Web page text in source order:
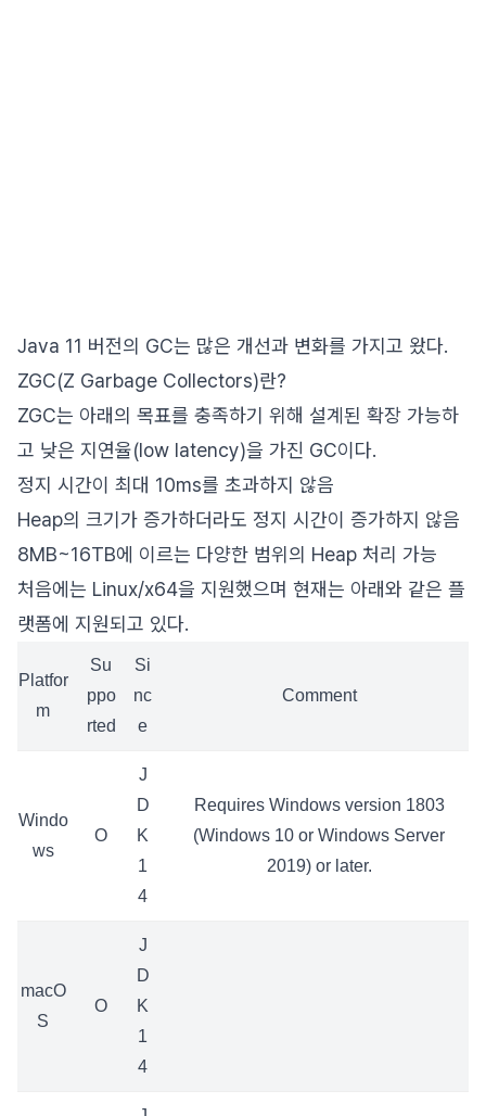
Java 11 버전의 GC는 많은 개선과 변화를 가지고 왔다.
ZGC(Z Garbage Collectors)란?
ZGC는 아래의 목표를 충족하기 위해 설계된 확장 가능하
고 낮은 지연율(low latency)을 가진 GC이다.
정지 시간이 최대 10ms를 초과하지 않음
Heap의 크기가 증가하더라도 정지 시간이 증가하지 않음
8MB~16TB에 이르는 다양한 범위의 Heap 처리 가능
처음에는 Linux/x64을 지원했으며 현재는 아래와 같은 플
랫폼에 지원되고 있다.
Platfor
m
Su
ppo
rted
Si
nc
e
Comment
Windo
ws
O
J
D
K
1
4
Requires Windows version 1803
(Windows 10 or Windows Server
2019) or later.
macO
S
O
J
D
K
1
4